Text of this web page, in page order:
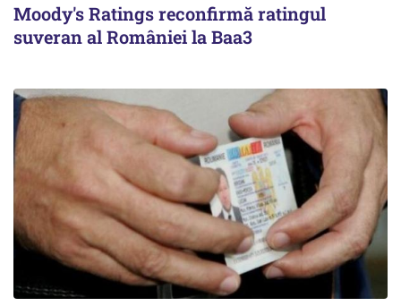
Moody's Ratings reconfirmă ratingul
suveran al României la Baa3